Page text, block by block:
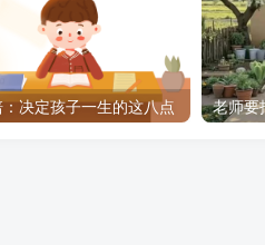
决定孩子一生的这八点 老师要